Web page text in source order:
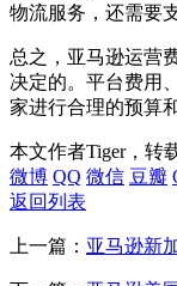
物流服务，还需要
总之，亚马逊运营
决定的。平台费用
家进行合理的预算
本文作者Tiger，转
微博 QQ 微信 豆瓣
返回列表
上一篇： 亚马逊新